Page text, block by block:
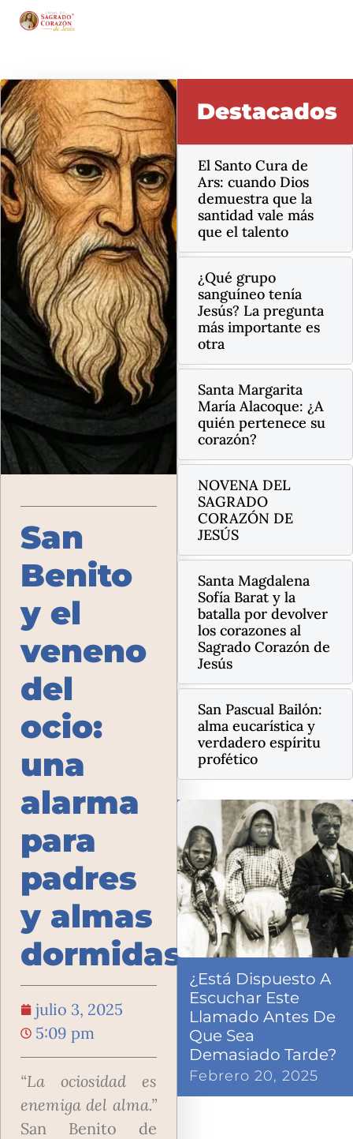
San
Benito
y el
veneno
del
ocio:
una
alarma
para
padres
y almas
dormidas
julio 3, 2025
5:09 pm
“La ociosidad es
enemiga del alma.”
San Benito de
Destacados
El Santo Cura de
Ars: cuando Dios
demuestra que la
santidad vale más
que el talento
¿Qué grupo
sanguíneo tenía
Jesús? La pregunta
más importante es
otra
Santa Margarita
María Alacoque: ¿A
quién pertenece su
corazón?
NOVENA DEL
SAGRADO
CORAZÓN DE
JESÚS
Santa Magdalena
Sofía Barat y la
batalla por devolver
los corazones al
Sagrado Corazón de
Jesús
San Pascual Bailón:
alma eucarística y
verdadero espíritu
profético
¿Está Dispuesto A
Escuchar Este
Llamado Antes De
Que Sea
Demasiado Tarde?
Febrero 20, 2025